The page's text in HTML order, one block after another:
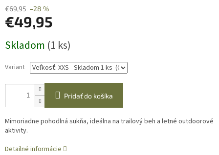
€69,95 –28 %
€49,95
cena:
Skladom (1 ks)
Variant
Pridať do košíka
Mimoriadne pohodlná sukňa, ideálna na trailový beh a letné outdoorové
aktivity.
Detailné informácie